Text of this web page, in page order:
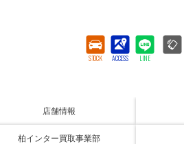
STOCK ACCESS LINE
店舗情報
柏インター買取事業部